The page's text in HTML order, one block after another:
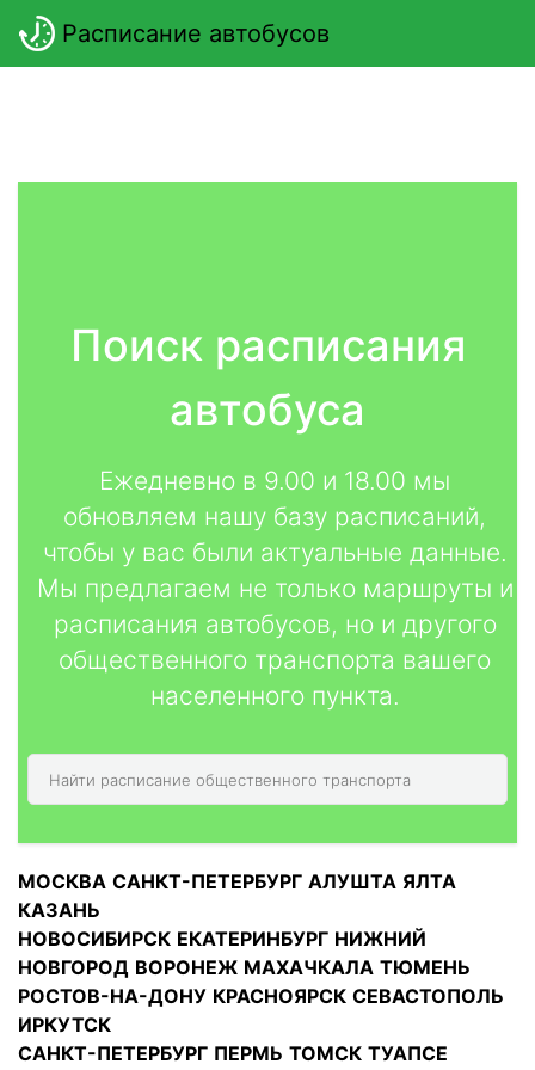
Расписание автобусов
Поиск расписания
автобуса
Ежедневно в 9.00 и 18.00 мы
обновляем нашу базу расписаний,
чтобы у вас были актуальные данные.
Мы предлагаем не только маршруты и
расписания автобусов, но и другого
общественного транспорта вашего
населенного пункта.
МОСКВА САНКТ-ПЕТЕРБУРГ АЛУШТА ЯЛТА
КАЗАНЬ
НОВОСИБИРСК ЕКАТЕРИНБУРГ НИЖНИЙ
НОВГОРОД ВОРОНЕЖ МАХАЧКАЛА ТЮМЕНЬ
РОСТОВ-НА-ДОНУ КРАСНОЯРСК СЕВАСТОПОЛЬ
ИРКУТСК
САНКТ-ПЕТЕРБУРГ ПЕРМЬ ТОМСК ТУАПСЕ